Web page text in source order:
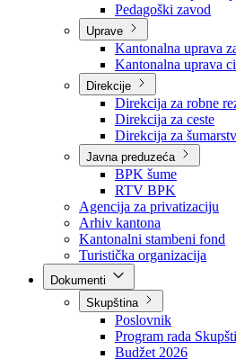
Zavod zdravstvenog
Zavod za javno
Zavod za besplatnu
Pedagoški zavod
Uprave
Kantonalna uprava
Kantonalna uprava
Direkcije
Direkcija za robne
Direkcija za ceste
Direkcija za šumarstvo
Javna preduzeća
BPK šume
RTV BPK
Agencija za privatizaciju
Arhiv kantona
Kantonalni stambeni fond
Turistička organizacija
Skupština